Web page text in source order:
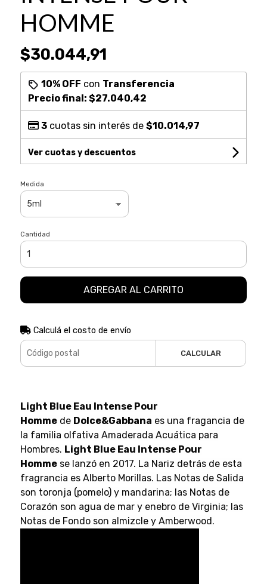
HOMME
$30.044,91
10% OFF con Transferencia
Precio final: $27.040,42
3cuotas sin interés de $10.014,97
Ver cuotas y descuentos
Medida
Cantidad
AGREGAR AL CARRITO
Calculá el costo de envío
CALCULAR
Light Blue Eau Intense Pour
Hommede Dolce&Gabbana es una fragancia de
la familia olfativa Amaderada Acuática para
Hombres. Light Blue Eau Intense Pour
Hommese lanzó en 2017. La Nariz detrás de esta
fragrancia es Alberto Morillas. Las Notas de Salida
son toronja (pomelo) y mandarina; las Notas de
Corazón son agua de mar y enebro de Virginia; las
Notas de Fondo son almizcle y Amberwood.